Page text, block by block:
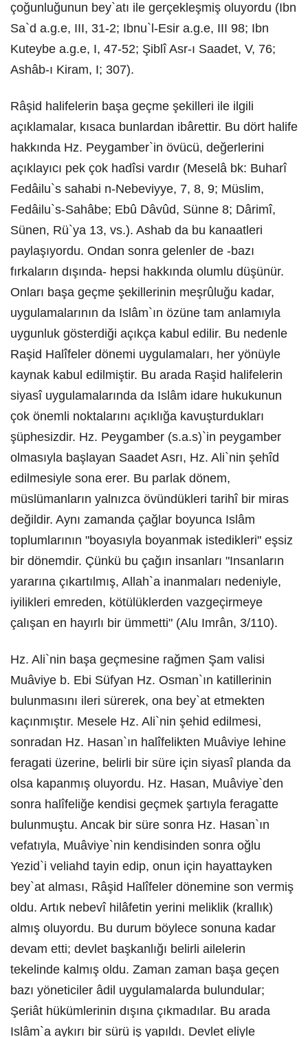
çoğunluğunun bey`atı ile gerçekleşmiş oluyordu (Ibn
Sa`d a.g.e, III, 31-2; Ibnu`l-Esir a.g.e, III 98; Ibn
Kuteybe a.g.e, I, 47-52; Şiblî Asr-ı Saadet, V, 76;
Ashâb-ı Kiram, I; 307).
Râşid halifelerin başa geçme şekilleri ile ilgili
açıklamalar, kısaca bunlardan ibârettir. Bu dört halife
hakkında Hz. Peygamber`in övücü, değerlerini
açıklayıcı pek çok hadîsi vardır (Meselâ bk: Buharî
Fedâilu`s sahabi n-Nebeviyye, 7, 8, 9; Müslim,
Fedâilu`s-Sahâbe; Ebû Dâvûd, Sünne 8; Dârimî,
Sünen, Rü`ya 13, vs.). Ashab da bu kanaatleri
paylaşıyordu. Ondan sonra gelenler de -bazı
fırkaların dışında- hepsi hakkında olumlu düşünür.
Onları başa geçme şekillerinin meşrûluğu kadar,
uygulamalarının da Islâm`ın özüne tam anlamıyla
uygunluk gösterdiği açıkça kabul edilir. Bu nedenle
Raşid Halîfeler dönemi uygulamaları, her yönüyle
kaynak kabul edilmiştir. Bu arada Raşid halifelerin
siyasî uygulamalarında da Islâm idare hukukunun
çok önemli noktalarını açıklığa kavuşturdukları
şüphesizdir. Hz. Peygamber (s.a.s)`in peygamber
olmasıyla başlayan Saadet Asrı, Hz. Ali`nin şehîd
edilmesiyle sona erer. Bu parlak dönem,
müslümanların yalnızca övündükleri tarihî bir miras
değildir. Aynı zamanda çağlar boyunca Islâm
toplumlarının "boyasıyla boyanmak istedikleri" eşsiz
bir dönemdir. Çünkü bu çağın insanları "Insanların
yararına çıkartılmış, Allah`a inanmaları nedeniyle,
iyilikleri emreden, kötülüklerden vazgeçirmeye
çalışan en hayırlı bir ümmetti" (Alu Imrân, 3/110).
Hz. Ali`nin başa geçmesine rağmen Şam valisi
Muâviye b. Ebi Süfyan Hz. Osman`ın katillerinin
bulunmasını ileri sürerek, ona bey`at etmekten
kaçınmıştır. Mesele Hz. Ali`nin şehid edilmesi,
sonradan Hz. Hasan`ın halîfelikten Muâviye lehine
feragati üzerine, belirli bir süre için siyasî planda da
olsa kapanmış oluyordu. Hz. Hasan, Muâviye`den
sonra halîfeliğe kendisi geçmek şartıyla feragatte
bulunmuştu. Ancak bir süre sonra Hz. Hasan`ın
vefatıyla, Muâviye`nin kendisinden sonra oğlu
Yezid`i veliahd tayin edip, onun için hayattayken
bey`at alması, Râşid Halîfeler dönemine son vermiş
oldu. Artık nebevî hilâfetin yerini meliklik (krallık)
almış oluyordu. Bu durum böylece sonuna kadar
devam etti; devlet başkanlığı belirli ailelerin
tekelinde kalmış oldu. Zaman zaman başa geçen
bazı yöneticiler âdil uygulamalarda bulundular;
Şeriât hükümlerinin dışına çıkmadılar. Bu arada
Islâm`a aykırı bir sürü iş yapıldı. Devlet eliyle